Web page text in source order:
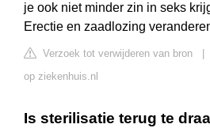
je ook niet minder zin in seks
Erectie en zaadlozing
Verzoek tot verwijderen van bron
op ziekenhuis.nl
Is sterilisatie terug te